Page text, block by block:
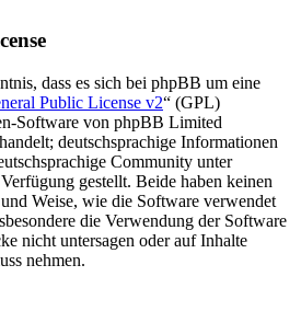
dass es sich bei phpBB um eine
Public License v2“ (GPL)
Software von phpBB Limited
deutschsprachige Informationen
Community unter
gestellt. Beide haben keinen
Weise, wie die Software verwendet
die Verwendung der Software
nicht untersagen oder auf Inhalte
nehmen.